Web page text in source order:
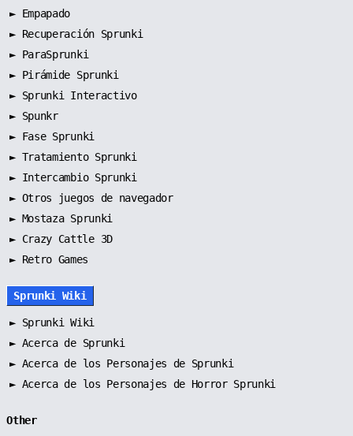
► Empapado
► Recuperación Sprunki
► ParaSprunki
► Pirámide Sprunki
► Sprunki Interactivo
► Spunkr
► Fase Sprunki
► Tratamiento Sprunki
► Intercambio Sprunki
► Otros juegos de navegador
► Mostaza Sprunki
► Crazy Cattle 3D
► Retro Games
Sprunki Wiki
► Sprunki Wiki
► Acerca de Sprunki
► Acerca de los Personajes de Sprunki
► Acerca de los Personajes de Horror Sprunki
Other